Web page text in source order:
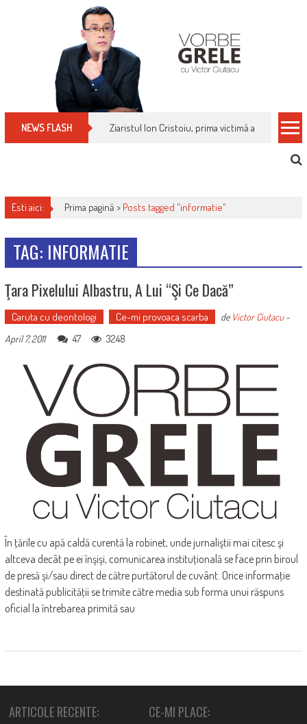
NEWS FLASH Ziaristul Ion Cristoiu, prima victimă a noi
Esti aici: Prima pagină > Posts tagged "informatie"
TAG: INFORMATIE
Ţara Pixelului Albastru, A Lui “şi Ce Dacă”
Caruta cu deontologi Ce-mi provoaca scarba de Victor Ciutacu-
April 7, 2011
47 3248
În ţările cu apă caldă curentă la robinet, unde jurnaliştii mai citesc şi
altceva decât pe ei înşişi, comunicarea instituţională se face prin biroul
de presă şi/sau direct de către purtătorul de cuvânt. Orice informaţie
destinată publicităţii se trimite către media sub forma unui răspuns
oficial la întrebarea primită sau
ARTICOLE RECENTE: CE-MI PLACE: